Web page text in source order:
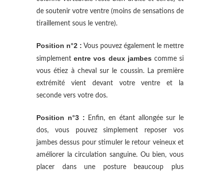
de soutenir votre ventre (moins de sensations de
tiraillement sous le ventre).
Position n°2 : Vous pouvez également le mettre
simplemententre vos deux jambes comme si
vous étiez à cheval sur le coussin. La première
extrémité vient devant votre ventre et la
seconde vers votre dos.
Position n°3 : Enfin, en étant allongée sur le
dos, vous pouvez simplement reposer vos
jambes dessus pour stimuler le retour veineux et
améliorer la circulation sanguine. Ou bien, vous
placer dans une posture beaucoup plus